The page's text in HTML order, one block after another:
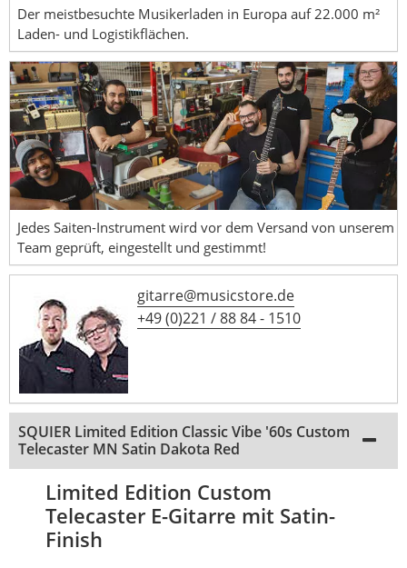
Der meistbesuchte Musikerladen in Europa auf 22.000 m²
Laden- und Logistikflächen.
Jedes Saiten-Instrument wird vor dem Versand von unserem
Team geprüft, eingestellt und gestimmt!
gitarre@musicstore.de
+49 (0)221 / 88 84 - 1510
SQUIER Limited Edition Classic Vibe '60s Custom
Telecaster MN Satin Dakota Red
Limited Edition Custom
Telecaster E-Gitarre mit Satin-
Finish